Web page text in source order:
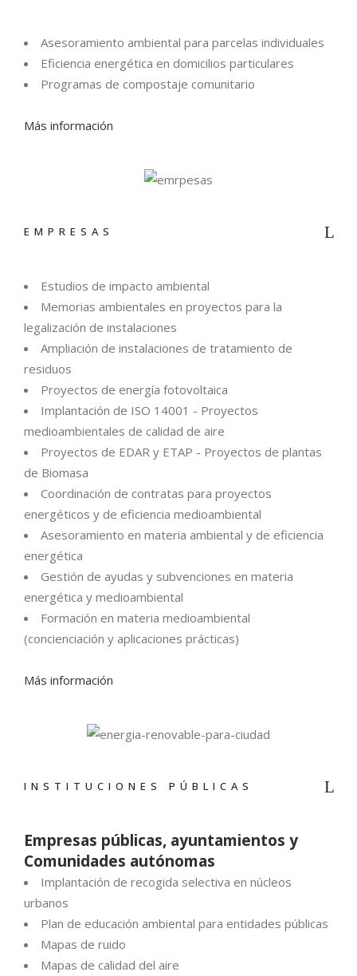
Asesoramiento ambiental para parcelas individuales
Eficiencia energética en domicilios particulares
Programas de compostaje comunitario
Más información
EMPRESAS
Estudios de impacto ambiental
Memorias ambientales en proyectos para la
legalización de instalaciones
Ampliación de instalaciones de tratamiento de
residuos
Proyectos de energía fotovoltaica
Implantación de ISO 14001 - Proyectos
medioambientales de calidad de aire
Proyectos de EDAR y ETAP - Proyectos de plantas
de Biomasa
Coordinación de contratas para proyectos
energéticos y de eficiencia medioambiental
Asesoramiento en materia ambiental y de eficiencia
energética
Gestión de ayudas y subvenciones en materia
energética y medioambiental
Formación en materia medioambiental
(concienciación y aplicaciones prácticas)
Más información
INSTITUCIONES PÚBLICAS
Empresas públicas, ayuntamientos y
Comunidades autónomas
Implantación de recogida selectiva en núcleos
urbanos
Plan de educación ambiental para entidades públicas
Mapas de ruido
Mapas de calidad del aire